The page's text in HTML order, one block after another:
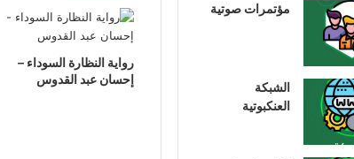
رواية النظارة السوداء –
إحسان عبد القدوس
مؤتمرات صوتية
الشبكة
العنكبوتية